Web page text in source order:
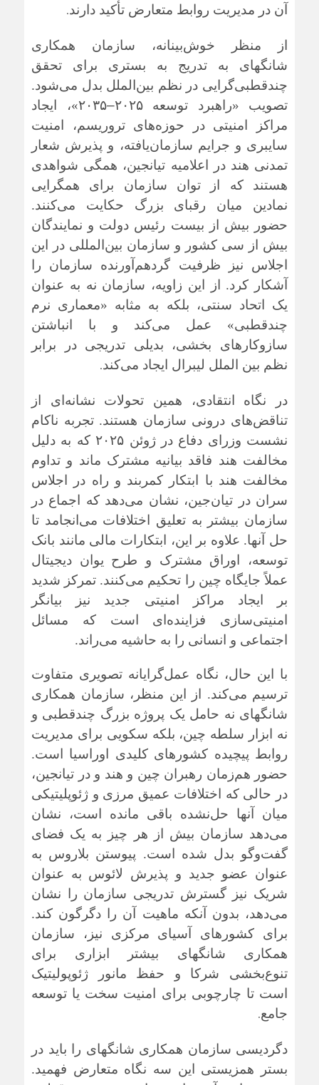
آن در مدیریت روابط متعارض تأکید دارند.
از منظر خوش‌بینانه، سازمان همکاری
شانگهای به تدریج به بستری برای تحقق
چندقطبی‌گرایی در نظم بین‌الملل بدل می‌شود.
تصویب «راهبرد توسعه ۲۰۲۵
–
۲۰۳۵»، ایجاد
مراکز امنیتی در حوزه‌های تروریسم، امنیت
سایبری و جرایم سازمان‌یافته، و پذیرش شعار
تمدنی هند در اعلامیه تیانجین، همگی شواهدی
هستند که از توان سازمان برای همگرایی
نمادین میان رقبای بزرگ حکایت می‌کنند.
حضور بیش از بیست رئیس دولت و نمایندگان
بیش از سی کشور و سازمان بین‌المللی در این
اجلاس نیز ظرفیت گردهم‌آورنده سازمان را
آشکار کرد. از این زاویه، سازمان نه به عنوان
یک اتحاد سنتی، بلکه به مثابه «معماری نرم
چندقطبی» عمل می‌کند و با انباشتن
سازوکارهای بخشی، بدیلی تدریجی در برابر
نظم بین الملل لیبرال ایجاد می‌کند.
در نگاه انتقادی، همین تحولات نشانه‌ای از
تناقض‌های درونی سازمان هستند. تجربه ناکام
نشست وزرای دفاع در ژوئن ۲۰۲۵ که به دلیل
مخالفت هند فاقد بیانیه مشترک ماند و تداوم
مخالفت هند با ابتکار کمربند و راه در اجلاس
سران در تیان‌جین، نشان می‌دهد که اجماع در
سازمان بیشتر به تعلیق اختلافات می‌انجامد تا
حل آنها. علاوه بر این، ابتکارات مالی مانند بانک
توسعه، اوراق مشترک و طرح یوان دیجیتال
عملاً جایگاه چین را تحکیم می‌کنند. تمرکز شدید
بر ایجاد مراکز امنیتی جدید نیز بیانگر
امنیتی‌سازی فزاینده‌ای است که مسائل
اجتماعی و انسانی را به حاشیه می‌راند.
با این حال، نگاه عمل‌گرایانه تصویری متفاوت
ترسیم می‌کند. از این منظر، سازمان همکاری
شانگهای نه حامل یک پروژه بزرگ چندقطبی و
نه ابزار سلطه چین، بلکه سکویی برای مدیریت
روابط پیچیده کشورهای کلیدی اوراسیا است.
حضور هم‌زمان رهبران چین و هند و در تیانجین،
در حالی که اختلافات عمیق مرزی و ژئوپلیتیکی
میان آنها حل‌نشده باقی مانده است، نشان
می‌دهد سازمان بیش از هر چیز به یک فضای
گفت‌وگو بدل شده است. پیوستن بلاروس به
عنوان عضو جدید و پذیرش لائوس به عنوان
شریک نیز گسترش تدریجی سازمان را نشان
می‌دهد، بدون آنکه ماهیت آن را دگرگون کند.
برای کشورهای آسیای مرکزی نیز، سازمان
همکاری شانگهای بیشتر ابزاری برای
تنوع‌بخشی شرکا و حفظ مانور ژئوپولیتیک
است تا چارچوبی برای امنیت سخت یا توسعه
جامع.
دگردیسی سازمان همکاری شانگهای را باید در
بستر همزیستی این سه نگاه متعارض فهمید.